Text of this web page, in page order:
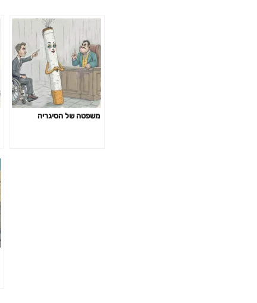
משפטה של הסיגריה